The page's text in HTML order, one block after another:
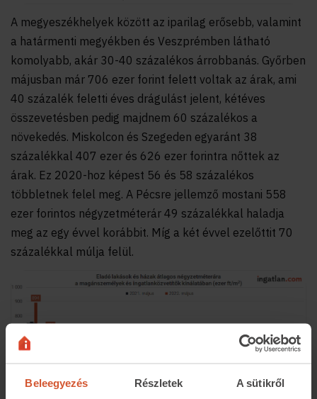
Beleegyezés Részletek A sütikről
A megyeszékhelyek között az iparilag erősebb, valamint
a határmenti megyékben és Veszprémben látható
komolyabb, akár 30-40 százalékos árrobbanás. Győrben
májusban már 706 ezer forint felett voltak az árak, ami
40 százalék feletti éves drágulást jelent, kétéves
összevetésben pedig majdnem 60 százalékos a
növekedés. Miskolcon és Szegeden egyaránt 38
százalékkal 407 ezer és 626 ezer forintra nőttek az
árak. Ez 2020-hoz képest 56 és 58 százalékos
többletnek felel meg. A Pécsre jellemző mostani 558
ezer forintos négyzetméterár 49 százalékkal haladja
meg az egy évvel korábbit. Míg a két évvel ezelőttit 70
százalékkal múlja felül.